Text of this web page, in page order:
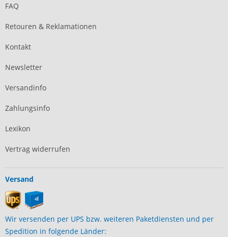
FAQ
Retouren & Reklamationen
Kontakt
Newsletter
Versandinfo
Zahlungsinfo
Lexikon
Vertrag widerrufen
Versand
Wir versenden per UPS bzw. weiteren Paketdiensten und per
Spedition in folgende Länder: